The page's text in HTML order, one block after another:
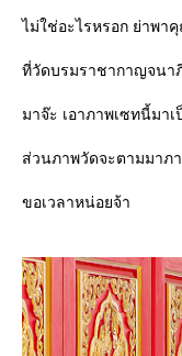
ไม่ใช่อะไรหรอก ย่าพา
ที่วัดบรมราชากาญจนา
มาจ๊ะ เอาภาพเซทนี้มา
ส่วนภาพวัดจะตามมาภ
ขอเวลาหน่อยจ้า